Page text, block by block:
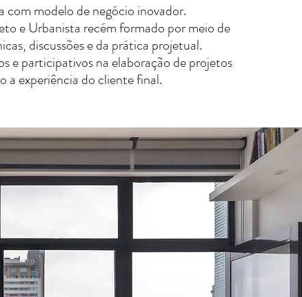
com modelo de negócio inovador.
e Urbanista recém formado por meio de
discussões e da prática projetual.
e participativos na elaboração de projetos
a experiência do cliente final.